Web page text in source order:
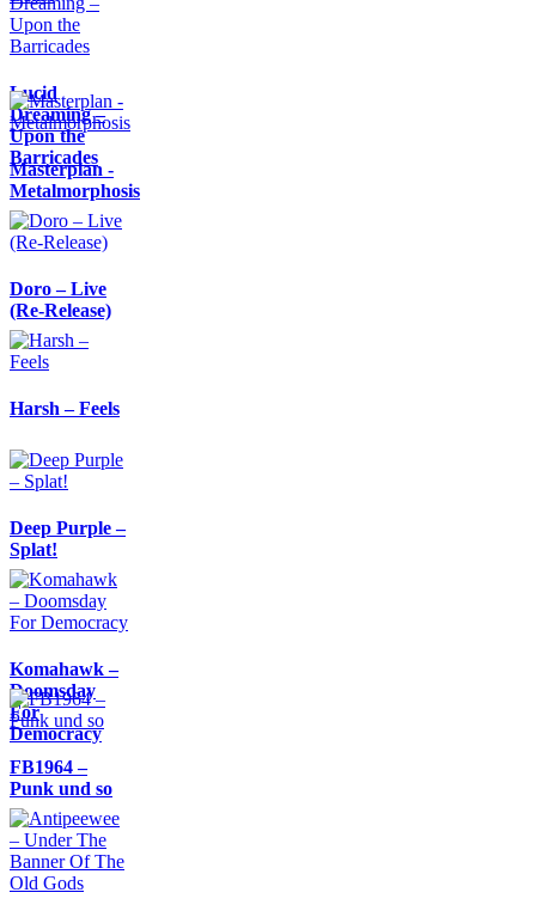
Lucid
Dreaming –
Upon the
Barricades
Masterplan -
Metalmorphosis
Doro – Live
(Re-Release)
Harsh – Feels
Deep Purple –
Splat!
Komahawk –
Doomsday
For
Democracy
FB1964 –
Punk und so